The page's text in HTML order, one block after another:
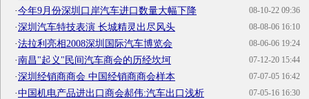
08-10-22 09:36
·今年9月份深圳口岸汽车进口数量大幅下降
08-08-06 16:10
·深圳汽车特技表演 长城精灵出尽风头
08-06-06 19:24
·法拉利亮相2008深圳国际汽车博览会
07-12-20 15:44
·南昌"起义"民间汽车商会的历经坎坷
07-07-05 16:42
·深圳经销商商会 中国经销商商会样本
07-05-16 16:30
·中国机电产品进出口商会郝伟:汽车出口浅析